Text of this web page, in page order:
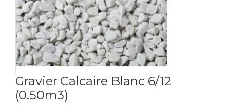
Gravier Calcaire Blanc 6/12
(0.50m3)